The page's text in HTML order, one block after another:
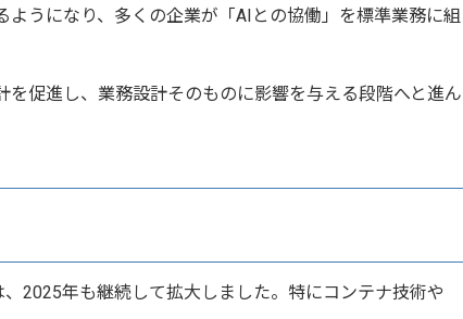
うになり、多くの企業が「AIとの協働」を標準業務に組
促進し、業務設計そのものに影響を与える段階へと進ん
2025年も継続して拡大しました。特にコンテナ技術や